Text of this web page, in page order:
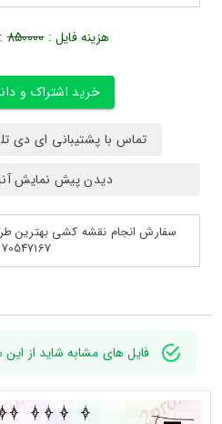
هزینه فایل :850000
:
خرید اشتراک و
تماس با پشتیبانی ای دی تلگرام E2PROIR@
دیدن پیش نمایش
سفارش انجام نقشه کشی بهترین
فایل های مشابه شاید از